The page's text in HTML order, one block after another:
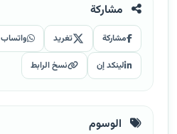
مشاركة
مشاركة تغريد واتساب
لينكد إن نسخ الرابط
الوسوم